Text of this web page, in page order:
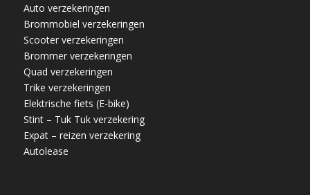
Auto verzekeringen
Brommobiel verzekeringen
Scooter verzekeringen
Brommer verzekeringen
Quad verzekeringen
Trike verzekeringen
Elektrische fiets (E-bike)
Stint – Tuk Tuk verzekering
Expat – reizen verzekering
Autolease